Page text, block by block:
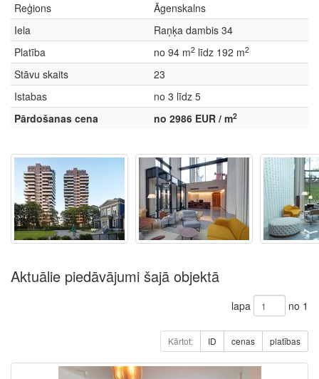
Reģions
Āgenskalns
Iela
Raņķa dambis 34
Platība
no 94 m2 līdz 192 m2
Stāvu skaits
23
Istabas
no 3 līdz 5
Pārdošanas cena
no 2986 EUR / m2
Aktuālie piedāvājumi šajā objektā
lapa no 1
Kārtot: ID cenas platības